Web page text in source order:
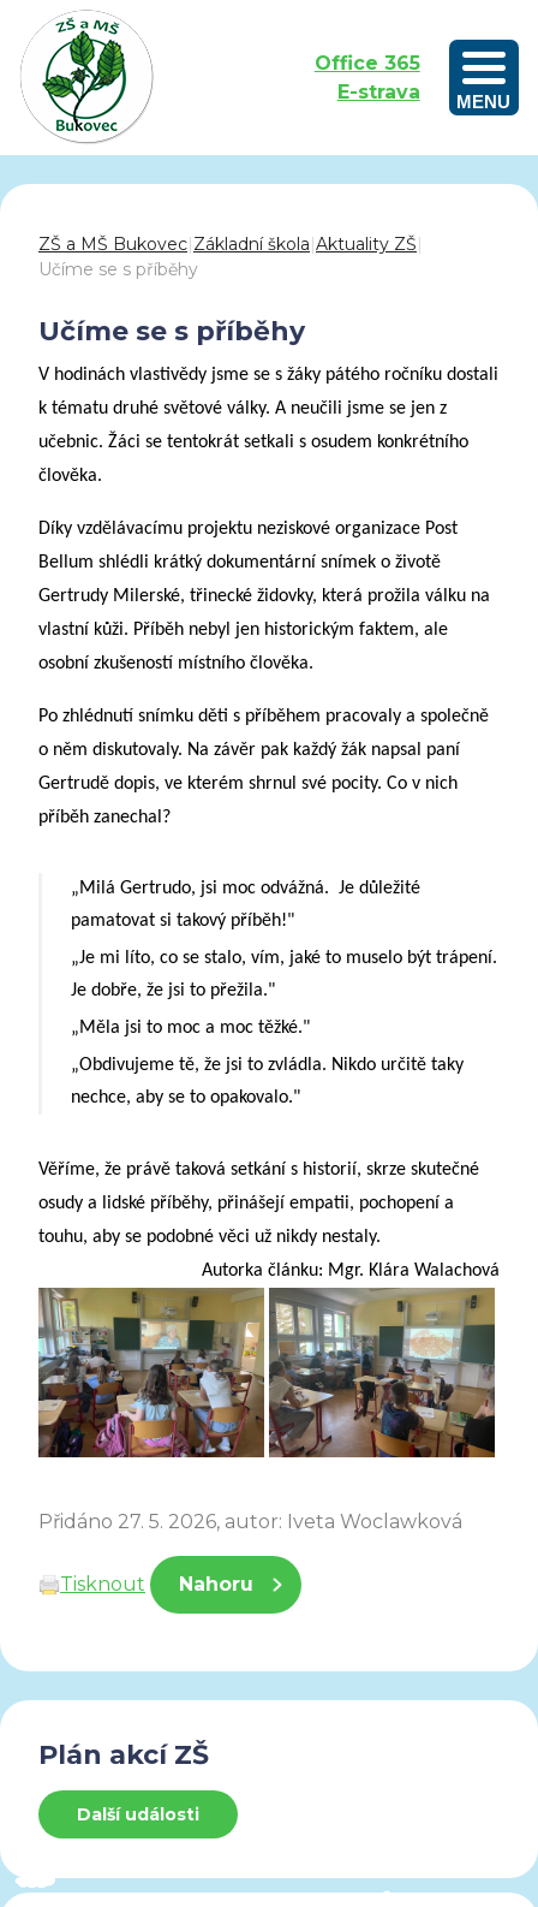
Office 365
E-strava
MENU
ZŠ a MŠ Bukovec|Základní škola|Aktuality ZŠ|
Učíme se s příběhy
Učíme se s příběhy
V hodinách vlastivědy jsme se s žáky pátého ročníku dostali
k tématu druhé světové války. A neučili jsme se jen z
učebnic. Žáci se tentokrát setkali s osudem konkrétního
člověka.
Díky vzdělávacímu projektu neziskové organizace Post
Bellum shlédli krátký dokumentární snímek o životě
Gertrudy Milerské, třinecké židovky, která prožila válku na
vlastní kůži. Příběh nebyl jen historickým faktem, ale
osobní zkušeností místního člověka.
Po zhlédnutí snímku děti s příběhem pracovaly a společně
o něm diskutovaly. Na závěr pak každý žák napsal paní
Gertrudě dopis, ve kterém shrnul své pocity. Co v nich
příběh zanechal?
„Milá Gertrudo, jsi moc odvážná. Je důležité
pamatovat si takový příběh!"
„Je mi líto, co se stalo, vím, jaké to muselo být trápení.
Je dobře, že jsi to přežila."
„Měla jsi to moc a moc těžké."
„Obdivujeme tě, že jsi to zvládla. Nikdo určitě taky
nechce, aby se to opakovalo."
Věříme, že právě taková setkání s historií, skrze skutečné
osudy a lidské příběhy, přinášejí empatii, pochopení a
touhu, aby se podobné věci už nikdy nestaly.
Autorka článku: Mgr. Klára Walachová
Přidáno 27. 5. 2026, autor: Iveta Woclawková
Tisknout Nahoru
Plán akcí ZŠ
Další události